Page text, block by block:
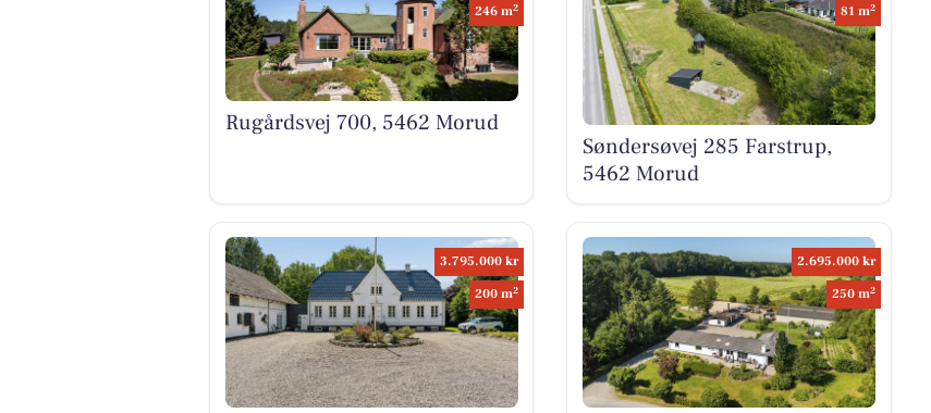
246 m2
Rugårdsvej 700, 5462 Morud
81 m2
Søndersøvej 285 Farstrup,
5462 Morud
3.795.000 kr
200 m2
2.695.000 kr
250 m2